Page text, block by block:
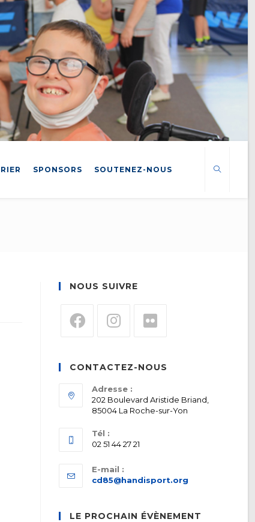
SPONSORS SOUTENEZ-NOUS
NOUS SUIVRE
un
un
nouvel
onglet
un
onglet
CONTACTEZ-NOUS
Adresse :
202 Boulevard Aristide Briand,
85004 La Roche-sur-Yon
Tél :
02 51 44 27 21
E-mail :
cd85@handisport.org
application
LE PROCHAIN ÉVÈNEMENT